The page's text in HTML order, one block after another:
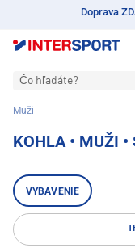
Doprava
Čo hľadáte?
Muži
KOHLA • MUŽI
VYBAVENIE